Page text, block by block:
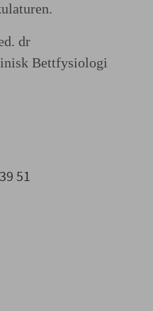
dr
Bettfysiologi
51